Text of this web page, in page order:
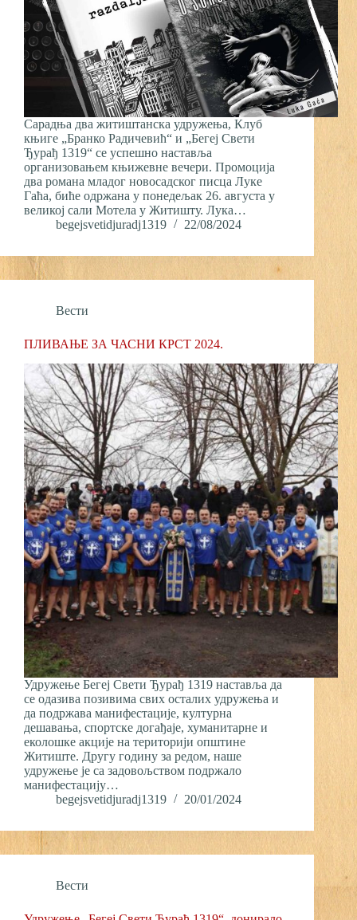
Сарадња два житиштанска удружења, Клуб
књиге „Бранко Радичевић“ и „Бегеј Свети
Ђурађ 1319“ се успешно наставља
организовањем књижевне вечери. Промоција
два романа младог новосадског писца Луке
Гаћа, биће одржана у понедељак 26. августа у
великој сали Мотела у Житишту. Лука…
begejsvetidjuradj1319
22/08/2024
Вести
ПЛИВАЊЕ ЗА ЧАСНИ КРСТ 2024.
Удружење Бегеј Свети Ђурађ 1319 наставља да
се одазива позивима свих осталих удружења и
да подржава манифестације, културна
дешавања, спортске догађаје, хуманитарне и
еколошке акције на територији општине
Житиште. Другу годину за редом, наше
удружење је са задовољством подржало
манифестацију…
begejsvetidjuradj1319
20/01/2024
Вести